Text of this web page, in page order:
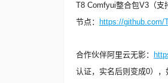
T8 Comfyui整合包V3（支
节点：
https://github.com/
合作伙伴阿里云无影：
认证，实名后则变成0）